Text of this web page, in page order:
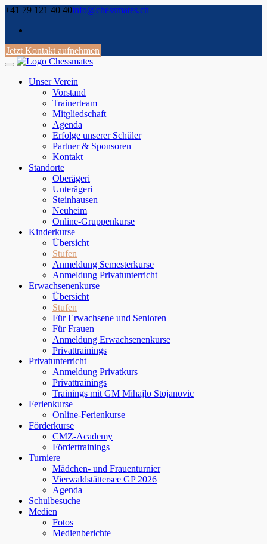
Skip
content
+41 79 121 40 40info@chessmates.ch
Jetzt Kontakt aufnehmen
Unser Verein
Vorstand
Trainerteam
Mitgliedschaft
Agenda
Erfolge unserer Schüler
Partner & Sponsoren
Kontakt
Standorte
Oberägeri
Unterägeri
Steinhausen
Neuheim
Online-Gruppenkurse
Kinderkurse
Übersicht
Stufen
Anmeldung Semesterkurse
Anmeldung Privatunterricht
Erwachsenenkurse
Übersicht
Stufen
Für Erwachsene und Senioren
Für Frauen
Anmeldung Erwachsenenkurse
Privattrainings
Privatunterricht
Anmeldung Privatkurs
Privattrainings
Trainings mit GM Mihajlo Stojanovic
Ferienkurse
Online-Ferienkurse
Förderkurse
CMZ-Academy
Fördertrainings
Turniere
Mädchen- und Frauenturnier
Vierwaldstättersee GP 2026
Agenda
Schulbesuche
Medien
Fotos
Medienberichte